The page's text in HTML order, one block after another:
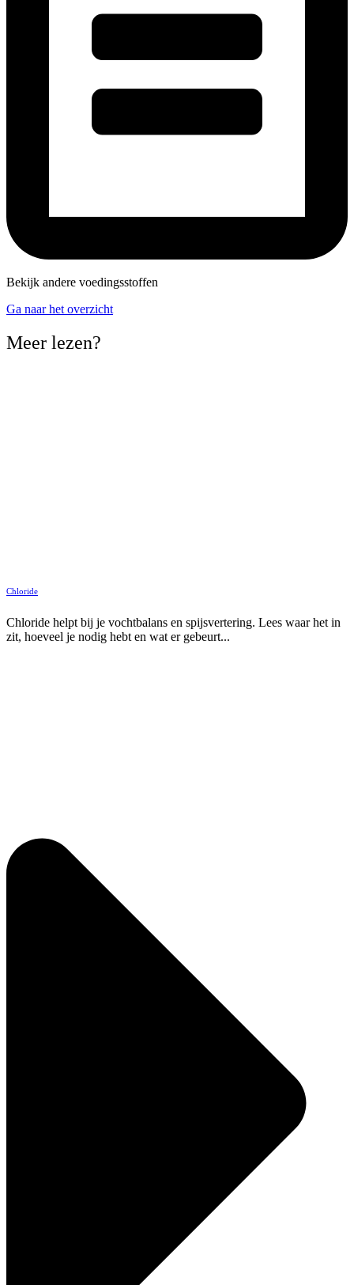
Bekijk andere voedingsstoffen
Ga naar het overzicht
Meer lezen?
Chloride
Chloride helpt bij je vochtbalans en spijsvertering. Lees waar het in
zit, hoeveel je nodig hebt en wat er gebeurt...